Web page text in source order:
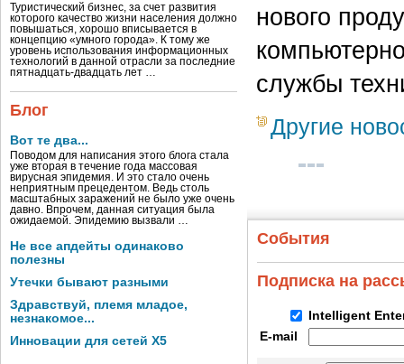
Туристический бизнес, за счет развития
которого качество жизни населения должно
повышаться, хорошо вписывается в
концепцию «умного города». К тому же
уровень использования информационных
технологий в данной отрасли за последние
пятнадцать-двадцать лет …
Блог
Вот те два...
Поводом для написания этого блога стала
уже вторая в течение года массовая
вирусная эпидемия. И это стало очень
неприятным прецедентом. Ведь столь
масштабных заражений не было уже очень
давно. Впрочем, данная ситуация была
ожидаемой. Эпидемию вызвали …
Не все апдейты одинаково
полезны
Утечки бывают разными
Здравствуй, племя младое,
незнакомое...
Инновации для сетей X5
нового
службы
Другие
События
Подписка на
Intelligent
E-mail